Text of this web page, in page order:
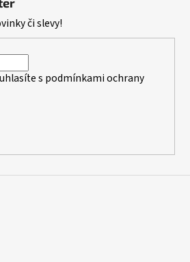
či slevy!
s podmínkami ochrany